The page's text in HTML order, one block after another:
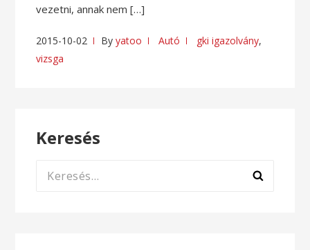
vezetni, annak nem […]
2015-10-02 Byyatoo Autó gki igazolvány,
vizsga
Keresés
Keresés: